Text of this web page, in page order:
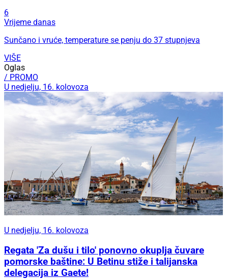
6
Vrijeme danas
Sunčano i vruće, temperature se penju do 37 stupnjeva
VIŠE
Oglas
/ PROMO
U nedjelju, 16. kolovoza
U nedjelju, 16. kolovoza
Regata 'Za dušu i tilo' ponovno okuplja čuvare
pomorske baštine: U Betinu stiže i talijanska
delegacija iz Gaete!